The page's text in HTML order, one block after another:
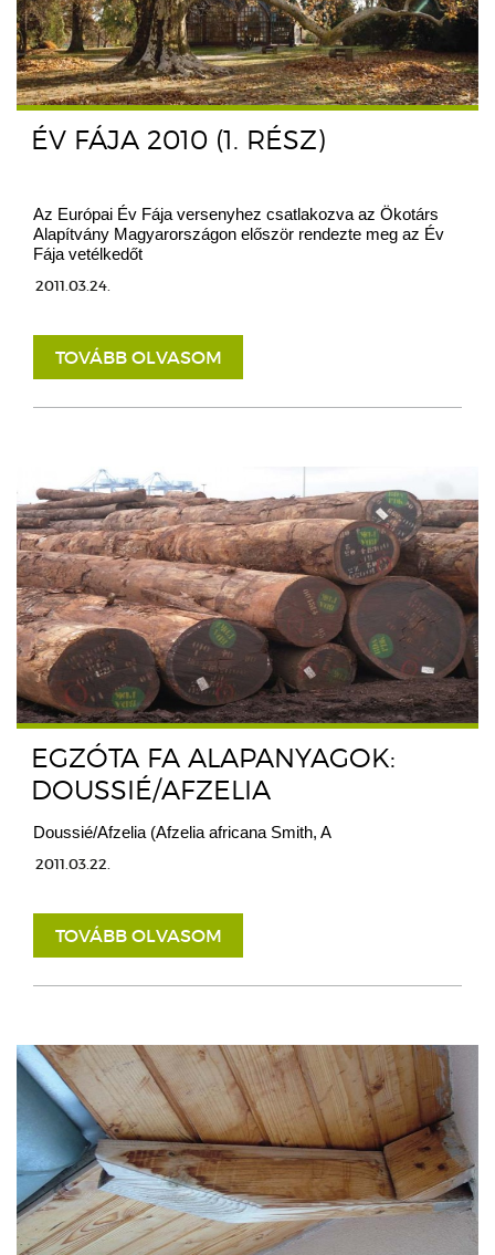
ÉV FÁJA 2010 (1. RÉSZ)
Az Európai Év Fája versenyhez csatlakozva az Ökotárs
Alapítvány Magyarországon először rendezte meg az Év
Fája vetélkedőt
2011.03.24.
TOVÁBB OLVASOM
EGZÓTA FA ALAPANYAGOK:
DOUSSIÉ/AFZELIA
Doussié/Afzelia (Afzelia africana Smith, A
2011.03.22.
TOVÁBB OLVASOM